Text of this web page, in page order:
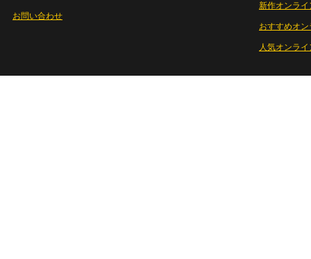
お問い合わせ
新作オンライ
おすすめオ
人気オンラ